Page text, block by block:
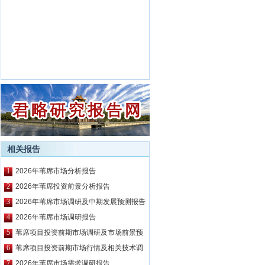
相关报告
1
2026年苇席市场分析报告
2
2026年苇席投资前景分析报告
3
2026年苇席市场调研及中期发展预测报告
4
2026年苇席市场调研报告
5
苇席项目投资前期市场调研及市场前景预
测报告
6
苇席项目投资前期市场行情及相关技术调
研报告
7 2026年苇席市场需求调研报告